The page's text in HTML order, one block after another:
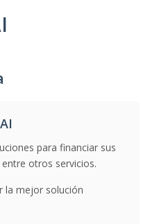
para financiar sus
otros servicios.
la mejor solución